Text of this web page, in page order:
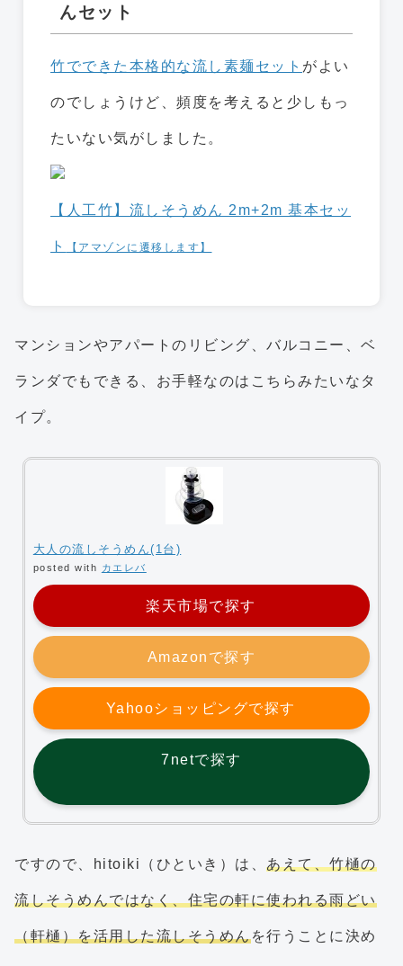
んセット
竹でできた本格的な流し素麺セット がよい
のでしょうけど、頻度を考えると少しもっ
たいない気がしました。
【人工竹】流しそうめん 2m+2m 基本セッ
ト 【アマゾンに遷移します】
マンションやアパートのリビング、バルコニー、ベ
ランダでもできる、お手軽なのはこちらみたいなタ
イプ。
大人の流しそうめん(1台)
posted with カエレバ
楽天市場で探す
Amazonで探す
Yahooショッピングで探す
7netで探す
ですので、hitoiki（ひといき）は、 あえて、竹樋の
流しそうめんではなく、住宅の軒に使われる雨どい
（軒樋）を活用した流しそうめんを行うことに決め